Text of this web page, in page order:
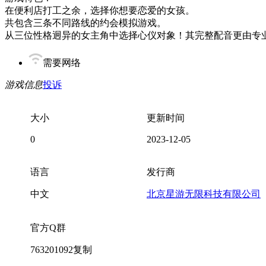
在便利店打工之余，选择你想要恋爱的女孩。
共包含三条不同路线的约会模拟游戏。
从三位性格迥异的女主角中选择心仪对象！其完整配音更由专
需要网络
游戏信息投诉
大小
0
更新时间
2023-12-05
语言
中文
发行商
北京星游无限科技有限公司
官方Q群
763201092复制